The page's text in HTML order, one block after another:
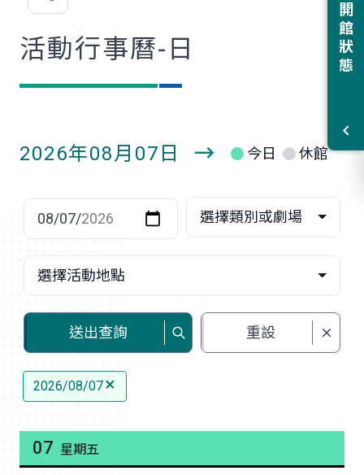
開館狀態
歡
活動行事曆-日
2026年08月07日
日
今日 休館
選擇類別或劇場
選擇活動地點
送出查詢 重設
2026/08/07
07 星期五